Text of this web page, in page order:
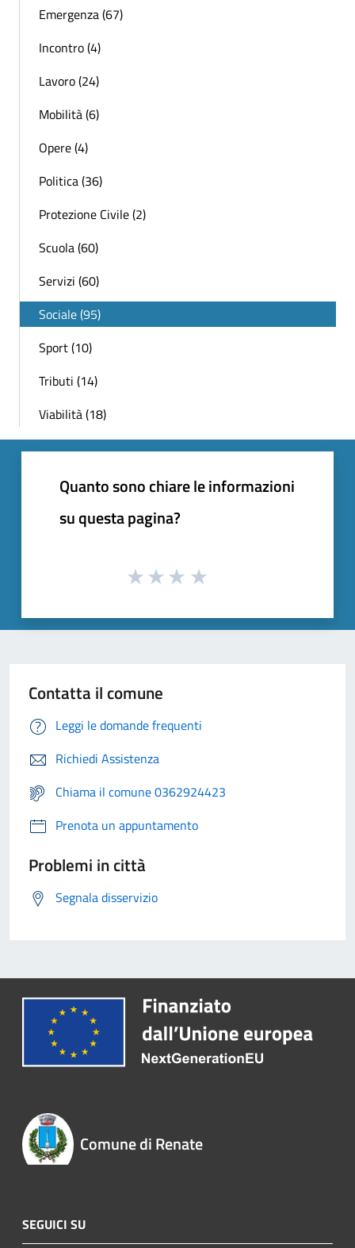
Emergenza (67)
Incontro (4)
Lavoro (24)
Mobilità (6)
Opere (4)
Politica (36)
Protezione Civile (2)
Scuola (60)
Servizi (60)
Sociale (95)
Sport (10)
Tributi (14)
Viabilità (18)
Quanto sono chiare le informazioni
su questa pagina?
Contatta il comune
Leggi le domande frequenti
Richiedi Assistenza
Chiama il comune 0362924423
Prenota un appuntamento
Problemi in città
Segnala disservizio
Comune di Renate
SEGUICI SU